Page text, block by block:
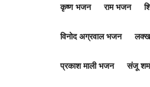
कृष्ण भजन राम भजन
विनोद अग्रवाल भजन
प्रकाश माली भजन संजू